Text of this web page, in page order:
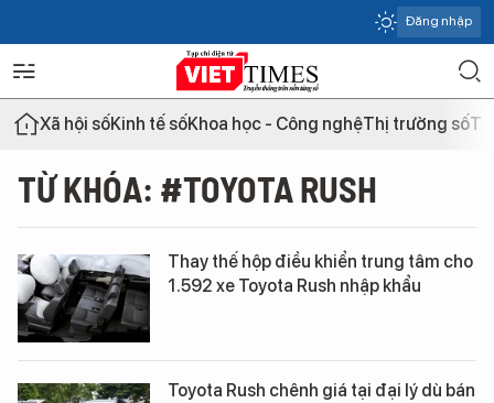
Đăng nhập
Xã hội sốKinh tế sốKhoa học - Công nghệThị trường số
TỪ KHÓA: #TOYOTA RUSH
Thay thế hộp điều khiển trung tâm cho
1.592 xe Toyota Rush nhập khẩu
Toyota Rush chênh giá tại đại lý dù bán